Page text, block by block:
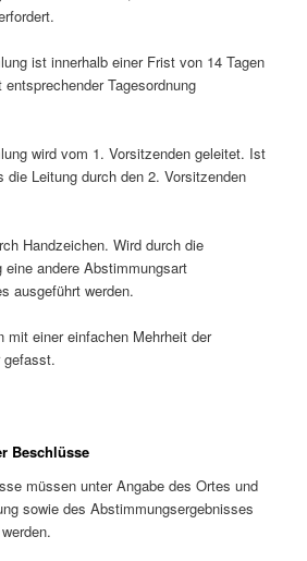
ist innerhalb einer Frist von 14 Tagen
Tagesordnung
wird vom 1. Vorsitzenden geleitet. Ist
die Leitung durch den 2. Vorsitzenden
Handzeichen. Wird durch die
eine andere Abstimmungsart
ausgeführt werden.
mit einer einfachen Mehrheit der
gefasst.
Beschlüsse
müssen unter Angabe des Ortes und
sowie des Abstimmungsergebnisses